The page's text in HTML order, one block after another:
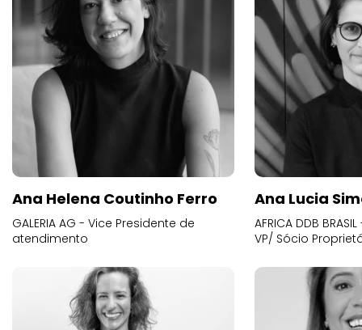
Ana Helena Coutinho Ferro
GALERIA AG - Vice Presidente de
atendimento
Ana Lucia
AFRICA DDB
VP/ Sócio